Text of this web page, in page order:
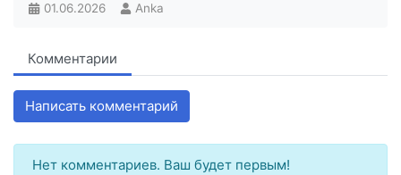
01.06.2026 Anka
Комментарии
Написать комментарий
Нет комментариев. Ваш будет первым!